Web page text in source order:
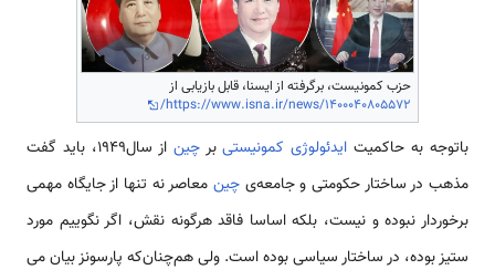
حزب کمونیست، برگرفته از ایسنا، قابل بازیابی از
https://www.isna.ir/news/1400040805572/
باتوجه به حاکمیت ایدئولوژی کمونیستیبرچین
از سال1949، باید گفت
مذهب در ساختار حکومتی و جامعه‌­ی چین معاصر نه تنها از جایگاه مهمی
برخوردار نبوده و نیست، بلکه اساسا فاقد هر‌گونه نقش، اگر نگوییم مورد
ستیز بوده، در ساختار سیاسی بوده است. ولی هم­‌چنان­‌که پارسونز بیان می­‌